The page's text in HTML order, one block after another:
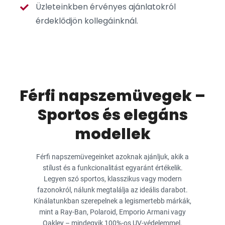
Üzleteinkben érvényes ajánlatokról
érdeklődjön kollegáinknál.
Férfi napszemüvegek –
Sportos és elegáns
modellek
Férfi napszemüvegeinket azoknak ajánljuk, akik a
stílust és a funkcionalitást egyaránt értékelik.
Legyen szó sportos, klasszikus vagy modern
fazonokról, nálunk megtalálja az ideális darabot.
Kínálatunkban szerepelnek a legismertebb márkák,
mint a Ray-Ban, Polaroid, Emporio Armani vagy
Oakley – mindegyik 100%-os UV-védelemmel.